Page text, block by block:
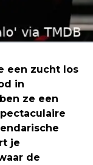
een zucht los
in
ze een
je
de